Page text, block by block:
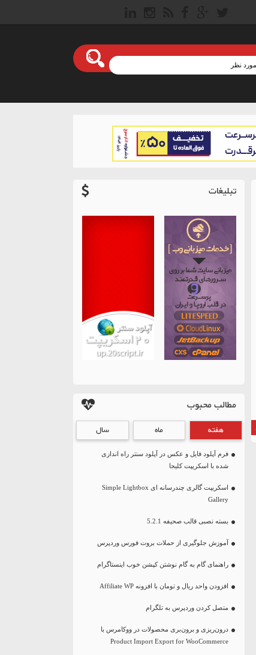
تبلیغات
مطالب محبوب
هفته ماه سال
فرم آپلود فایل و عکس در آپلود سنتر راه اندازی
شده با اسکریپت کلیجا
اسکریپت گالری چندرسانه ای Simple Lightbox
Gallery
بسته نصبی قالب صحیفه 5.2.1
آموزش جلوگیری از حملات بروت فورس وردپرس
راهنمای گام به گام نوشتن کپشن خوب اینستاگرام
افزودن واحد ریال و تومان با افزونه Affiliate WP
متصل کردن وردپرس به تلگرام
درون‌ریزی و برون‌بری محصولات در ووکامرس با
Product Import Export for WooCommerce